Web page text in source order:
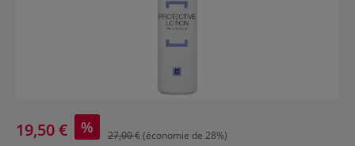
19,50 € % 27,00 €(économie de 28%)